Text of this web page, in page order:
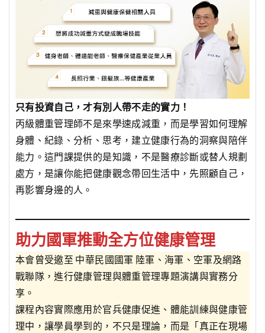
只有投資自己，才有別人帶不走的實力！
丙級體重管理師不是來學速成減重，而是學習如何理解
身體、紀錄、分析、思考，建立健康行為的洞察與陪伴
能力。這門課提供的是知識，不是醫療診斷或替人規劃
處方，是讓你能把健康觀念帶回生活中，先照顧自己，
再影響身邊的人。
助力國軍推動全方位健康管理
本會曾受邀至 中華民國國軍 陸軍、海軍、空軍及網路
戰聯隊，進行健康管理與體重管理專題演講與實務分
享。
課程內容實際應用於官兵健康促進、體能訓練與健康管
理中，讓學員學到的，不只是理論，而是「真正在現場